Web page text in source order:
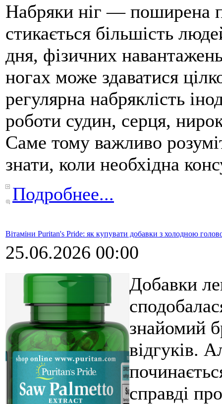
Набряки ніг — поширена
стикається більшість
дня, фізичних
ногах може здаватися
регулярна набряклість
роботи судин, серця,
Саме тому важливо
знати, коли необхідна
Подробнее...
Вітаміни Puritan's Pride: як купувати добавки з холодною
25.06.2026 00:00
Добавки
знайомий
відгуків.
справді